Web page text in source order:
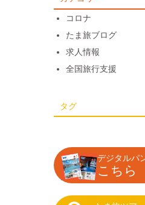
コロナ
たま旅ブログ
求人情報
全国旅行支援
タグ
デジタルパ
こちら